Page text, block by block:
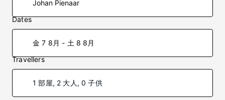
Dates
金 7 8月 - 土 8 8月
Travellers
1 部屋, 2 大人, 0 子供